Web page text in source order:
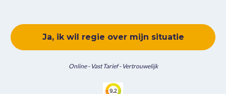
Ja, ik wil regie over mijn situatie
Online - Vast Tarief - Vertrouwelijk